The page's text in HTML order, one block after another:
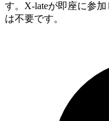
す。X-lateが即座に参
は不要です。